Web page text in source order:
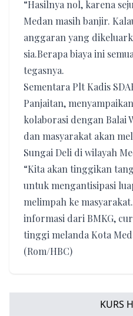
“Hasilnya nol, karena
Medan masih banjir.
anggaran yang
sia.Berapa biaya ini
tegasnya.
Sementara Plt Kadis
Panjaitan,
kolaborasi dengan Balai
dan masyarakat akan
Sungai Deli di wilayah
“Kita akan tinggikan
untuk mengantisipasi
melimpah ke
informasi dari BMKG,
tinggi melanda Kota
(Rom/HBC)
KURS